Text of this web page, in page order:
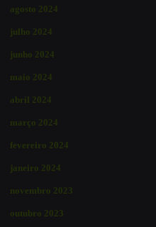
agosto 2024
julho 2024
junho 2024
maio 2024
abril 2024
março 2024
fevereiro 2024
janeiro 2024
novembro 2023
outubro 2023